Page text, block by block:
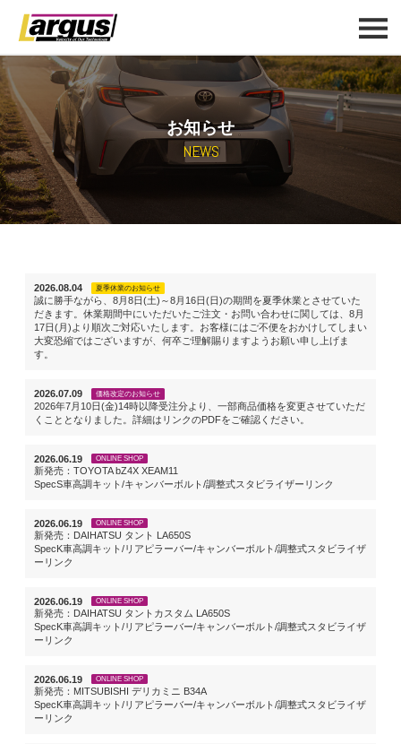
お知らせ
NEWS
2026.08.04 夏季休業のお知らせ
誠に勝手ながら、8月8日(土)～8月16日(日)の期間を夏季休業とさせていた
だきます。休業期間中にいただいたご注文・お問い合わせに関しては、8月
17日(月)より順次ご対応いたします。お客様にはご不便をおかけしてしまい
大変恐縮ではございますが、何卒ご理解賜りますようお願い申し上げま
す。
2026.07.09 価格改定のお知らせ
2026年7月10日(金)14時以降受注分より、一部商品価格を変更させていただ
くこととなりました。詳細はリンクのPDFをご確認ください。
2026.06.19 ONLINE SHOP
新発売：TOYOTA bZ4X XEAM11
SpecS車高調キット/キャンバーボルト/調整式スタビライザーリンク
2026.06.19 ONLINE SHOP
新発売：DAIHATSU タント LA650S
SpecK車高調キット/リアピラーバー/キャンバーボルト/調整式スタビライザ
ーリンク
2026.06.19 ONLINE SHOP
新発売：DAIHATSU タントカスタム LA650S
SpecK車高調キット/リアピラーバー/キャンバーボルト/調整式スタビライザ
ーリンク
2026.06.19 ONLINE SHOP
新発売：MITSUBISHI デリカミニ B34A
SpecK車高調キット/リアピラーバー/キャンバーボルト/調整式スタビライザ
ーリンク